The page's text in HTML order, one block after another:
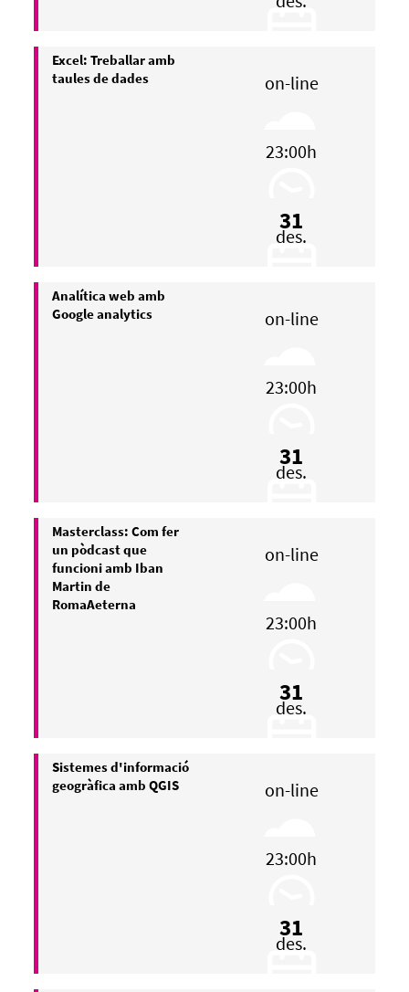
Excel: Treballar amb
taules de dades
on-line
23:00h
31
des.
Analítica web amb
Google analytics
on-line
23:00h
31
des.
Masterclass: Com fer
un pòdcast que
funcioni amb Iban
Martin de
RomaAeterna
on-line
23:00h
31
des.
Sistemes d'informació
geogràfica amb QGIS
on-line
23:00h
31
des.